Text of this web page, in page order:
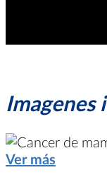
Imagenes
Ver más